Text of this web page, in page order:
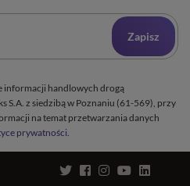
Zapisz
informacji handlowych drogą
S.A. z siedzibą w Poznaniu (61-569), przy
na temat przetwarzania danych
prywatności.